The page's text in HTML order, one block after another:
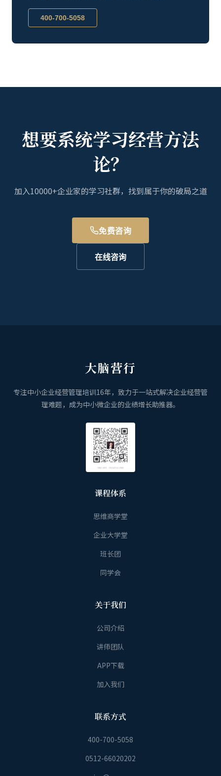
400-700-5058
想要系统学习经营方法
论？
加入10000+企业家的学习社群，找到属于你的破局之道
免费咨询
在线咨询
大脑营行
专注中小企业经营管理培训16年，致力于一站式解决企业经营管
理难题，成为中小微企业的业绩增长助推器。
课程体系
思维商学堂
企业大学堂
班长团
同学会
关于我们
公司介绍
讲师团队
APP下载
加入我们
联系方式
400-700-5058
0512-66020202